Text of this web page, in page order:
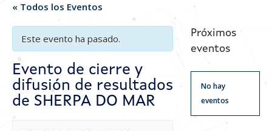
Áreas de Conocimiento
Proyectos de I+D+i
« Todos los Eventos
Este evento ha pasado.
Evento de cierre y
difusión de resultados
de SHERPA DO MAR
Próximos
eventos
No hay
eventos